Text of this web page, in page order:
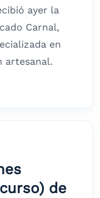
ayer la
Carnal,
en
artesanal.
de